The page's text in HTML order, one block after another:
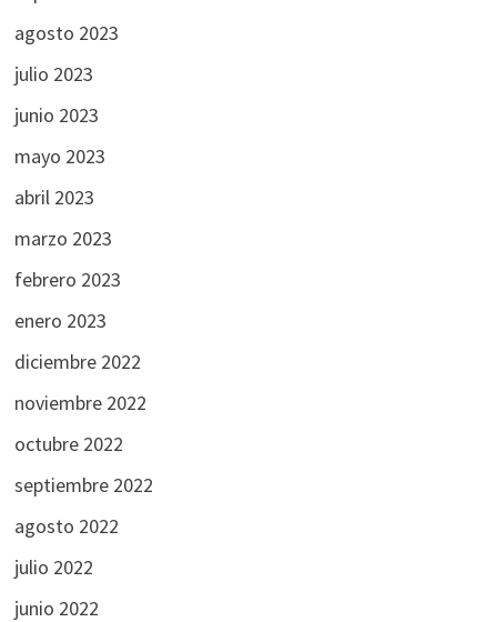
agosto 2023
julio 2023
junio 2023
mayo 2023
abril 2023
marzo 2023
febrero 2023
enero 2023
diciembre 2022
noviembre 2022
octubre 2022
septiembre 2022
agosto 2022
julio 2022
junio 2022